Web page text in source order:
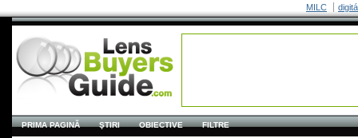
MILC
PRIMA PAGINĂ ŞTIRI OBIECTIVE FILTRE